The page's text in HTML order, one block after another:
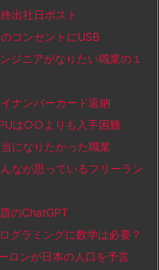
出社日ポスト
コンセントにUSB
ニアがなりたい職業の１
ナンバーカード返納
は○○よりも入手困難
になりたかった職業
なが思っているフリーラン
のChatGPT
ラミングに数学は必要？
ンが日本の人口を予言